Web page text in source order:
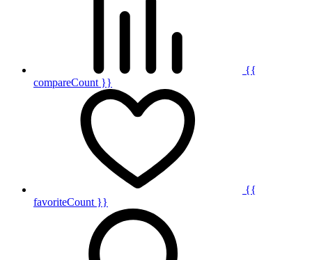
{{
compareCount }}
{{
favoriteCount }}